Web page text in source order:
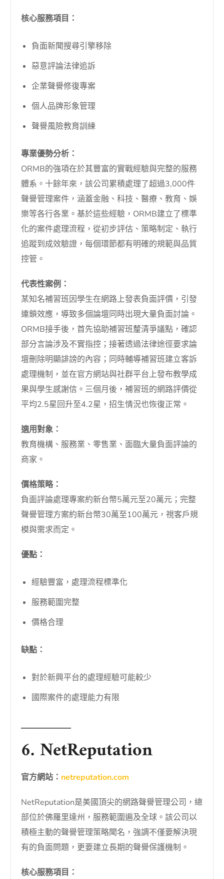
核心服務項目：
負面新聞搜尋引擎移除
惡意評論法律追訴
企業聲譽修復專案
個人品牌形象管理
聲譽風險教育訓練
專業優勢分析：
ORMB的強項在於其豐富的實戰經驗與完整的服務
體系。十餘年來，該公司累積處理了超過3,000件
聲譽管理案件，涵蓋金融、科技、醫療、教育、娛
樂等各行各業。基於這些經驗，ORMB建立了標準
化的案件處理流程，從初步評估、策略制定、執行
追蹤到成效驗證，每個環節都有明確的規範與品質
控管。
代表性案例：
某知名補習班因學生在網路上發表負面評價，引發
連鎖效應，導致多個論壇同時出現大量負面討論。
ORMB接手後，首先協助補習班釐清爭議點，確認
部分言論涉及不實指控；接著透過法律途徑要求論
壇刪除明顯誹謗的內容；同時輔導補習班建立客訴
處理機制，並在官方網站與社群平台上發布教學成
果與學生感謝信。三個月後，補習班的網路評價從
平均2.5星回升至4.2星，招生情況也恢復正常。
適用對象：
教育機構、服務業、零售業、面臨大量負面評論的
商家。
價格策略：
負面評論處理專案約新台幣5萬元至20萬元；完整
聲譽管理方案約新台幣30萬至100萬元，視客戶規
模與需求而定。
優點：
經驗豐富，處理流程標準化
服務範圍完整
價格合理
缺點：
對於新興平台的處理經驗可能較少
國際案件的處理能力有限
6. NetReputation
官方網站： netreputation.com
NetReputation是美國頂尖的網路聲譽管理公司，總
部位於佛羅里達州，服務範圍遍及全球。該公司以
積極主動的聲譽管理策略聞名，強調不僅要解決現
有的負面問題，更要建立長期的聲譽保護機制。
核心服務項目：